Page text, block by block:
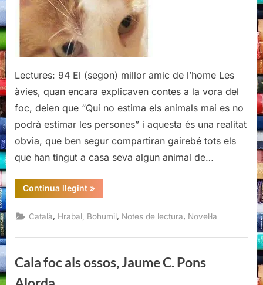
Hrabal
Lectures: 94 El (segon) millor amic de l’home Les
àvies, quan encara explicaven contes a la vora del
foc, deien que “Qui no estima els animals mai es no
podrà estimar les persones” i aquesta és una realitat
obvia, que ben segur compartiran gairebé tots els
que han tingut a casa seva algun animal de…
Continua llegint“El
meu
Autíčko,
Bohumil
»
Català Hrabal, Bohumil Notes de lectura Novel·la
Cala foc als ossos, Jaume C. Pons